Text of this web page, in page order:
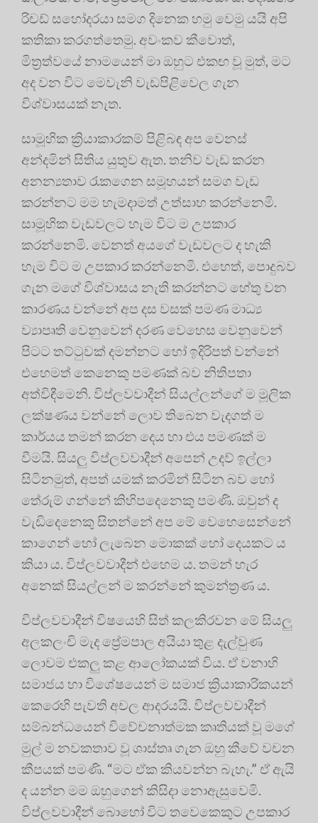
රිචඩ් සහෝදරයා සමග දිනෙක හමු වෙමු යයි අපි
කතිකා කරගත්තෙමු. අවංකව කීවොත්,
මිත්‍රත්වයේ නාමයෙන් මා ඔහුට එකඟ වූ මුත්, මට
අද වන විට මෙවැනි වැඩපිළිවෙල ගැන
විශ්වාසයක් නැත.
සාමූහික ක්‍රියාකාරකම් පිළිබඳ අප වෙනස්
අන්දමින් සිතිය යුතුව ඇත. තනිව වැඩ කරන
අනන්‍යතාව රැකගෙන සමූහයන් සමග වැඩ
කරන්නට මම හැමදාමත් උත්සාහ කරන්නෙමි.
සාමූහික වැඩවලට හැම විට ම උපකාර
කරන්නෙමි. වෙනත් අයගේ වැඩවලට ද හැකි
හැම විට ම උපකාර කරන්නෙමි. එහෙත්, පොදුබව
ගැන මගේ විශ්වාසය නැති කරන්නට හේතු වන
කාරණය වන්නේ අප දස වසක් පමණ මාධ්‍ය
ව්‍යාපෘති වෙනුවෙන් දරණ වෙහෙස වෙනුවෙන්
පිටට තට්ටුවක් දමන්නට හෝ ඉදිරිපත් වන්නේ
එහෙමත් කෙනෙකු පමණක් බව නිතිපතා
අත්විඳීමෙනි. විප්ලවවාදීන් සියල්ලන්ගේ ම මූලික
ලක්ෂණය වන්නේ ලොව තිබෙන වැදගත් ම
කාර්යය තමන් කරන දෙය හා එය පමණක් ම
වීමයි. සියලු විප්ලවවාදීන් අපෙන් උදව් ඉල්ලා
සිටිනමුත්, අපත් යමක් කරමින් සිටින බව හෝ
තේරුම් ගන්නේ කිහිපදෙනෙකු පමණි. ඔවුන් ද
වැඩිදෙනෙකු සිතන්නේ අප මේ වෙහෙසෙන්නේ
කාගෙන් හෝ ලැබෙන මොකක් හෝ දෙයකට ය
කියා ය. විප්ලවවාදීන් එහෙම ය. තමන් හැර
අනෙක් සියල්ලන් ම කරන්නේ කුමන්ත්‍රණ ය.
විප්ලවවාදීන් විෂයෙහි සිත් කලකිරවන මේ සියලු
අලකලංචි මැද ප්‍රේමපාල අයියා තුළ දැල්වුණ
ලොවම එකලු කළ ආලෝකයක් විය. ඒ වනාහි
සමාජය හා විශේෂයෙන් ම සමාජ ක්‍රියාකාරිකයන්
කෙරෙහි පැවති අචල ආදරයයි. විප්ලවවාදීන්
සම්බන්ධයෙන් විවේචනාත්මක කෘතියක් වූ මගේ
මුල් ම නවකතාව වූ ශාස්තෘ ගැන ඔහු කීවේ වචන
කීපයක් පමණි. “මට ඒක කියවන්න බැහැ.” ඒ ඇයි
ද යන්න මම ඔහුගෙන් කිසිදා නොඇසුවෙමි.
විප්ලවවාදීන් බොහෝ විට තවෙකෙකුට උපකාර